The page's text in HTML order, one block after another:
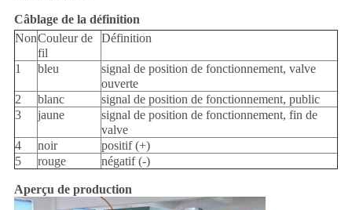
Câblage de la définition
NonCouleur de
fil
Définition
1 bleu
signal de position de fonctionnement, valve
ouverte
2
blanc
signal de position de fonctionnement, public
3
jaune
signal de position de fonctionnement, fin de
valve
4
noir
positif (+)
5
rouge négatif (-)
Aperçu de production